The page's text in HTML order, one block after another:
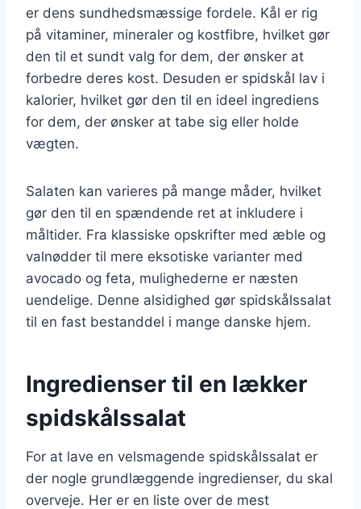
er dens sundhedsmæssige fordele. Kål er rig
på vitaminer, mineraler og kostfibre, hvilket gør
den til et sundt valg for dem, der ønsker at
forbedre deres kost. Desuden er spidskål lav i
kalorier, hvilket gør den til en ideel ingrediens
for dem, der ønsker at tabe sig eller holde
vægten.
Salaten kan varieres på mange måder, hvilket
gør den til en spændende ret at inkludere i
måltider. Fra klassiske opskrifter med æble og
valnødder til mere eksotiske varianter med
avocado og feta, mulighederne er næsten
uendelige. Denne alsidighed gør spidskålssalat
til en fast bestanddel i mange danske hjem.
Ingredienser til en lækker
spidskålssalat
For at lave en velsmagende spidskålssalat er
der nogle grundlæggende ingredienser, du skal
overveje. Her er en liste over de mest